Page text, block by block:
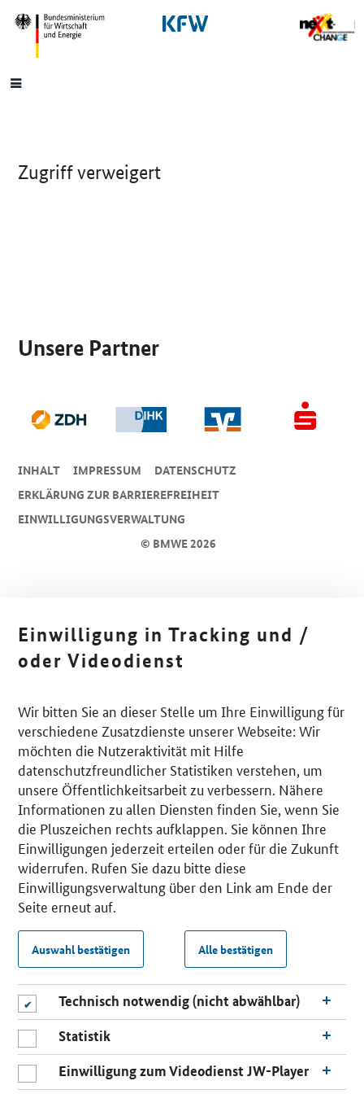
SrOnlyNavigation
Hauptmenü
Zugriff verweigert
Unsere Partner
© BMWE 2026
INHALT IMPRESSUM
DA­TEN­SCHUTZ
ERKLÄRUNG ZUR BARRIEREFREIHEIT
EINWILLIGUNGSVERWALTUNG
Einwilligung in Tracking und /
oder Videodienst
Wir bitten Sie an dieser Stelle um Ihre Einwilligung für
verschiedene Zusatzdienste unserer Webseite: Wir
möchten die Nutzeraktivität mit Hilfe
datenschutzfreundlicher Statistiken verstehen, um
unsere Öffentlichkeitsarbeit zu verbessern. Nähere
Informationen zu allen Diensten finden Sie, wenn Sie
die Pluszeichen rechts aufklappen. Sie können Ihre
Einwilligungen jederzeit erteilen oder für die Zukunft
widerrufen. Rufen Sie dazu bitte diese
Einwilligungsverwaltung über den Link am Ende der
Seite erneut auf.
Auswahl bestätigen Alle bestätigen
Technisch notwendig (nicht abwählbar)
Statistik
Einwilligung zum Videodienst JW-Player